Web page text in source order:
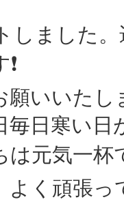
しました
願いいたし
毎日寒い
元気一杯
よく頑張